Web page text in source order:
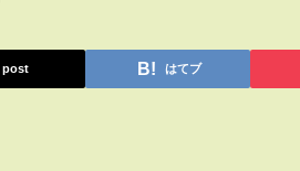
post はてブ